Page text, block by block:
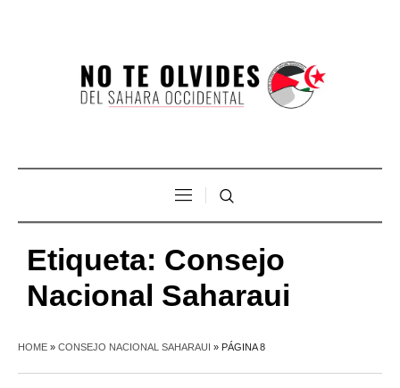
Etiqueta: Consejo
Nacional Saharaui
HOME » CONSEJO NACIONAL SAHARAUI » PÁGINA 8